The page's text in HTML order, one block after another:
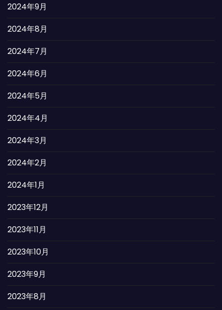
2024年9月
2024年8月
2024年7月
2024年6月
2024年5月
2024年4月
2024年3月
2024年2月
2024年1月
2023年12月
2023年11月
2023年10月
2023年9月
2023年8月